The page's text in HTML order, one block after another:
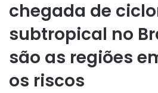
chegada de
subtropical no
são as regiões
os riscos